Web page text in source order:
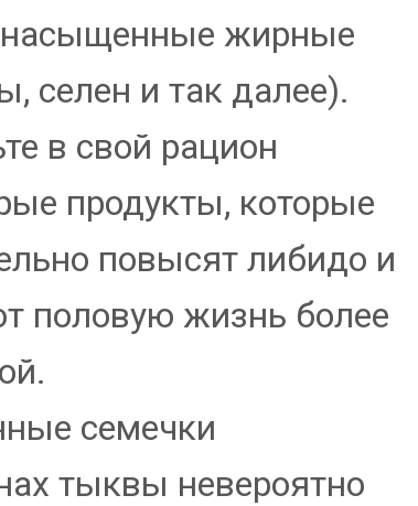
жирные
селен и так далее).
в свой рацион
продукты, которые
повысят либидо и
половую жизнь более
семечки
тыквы невероятно